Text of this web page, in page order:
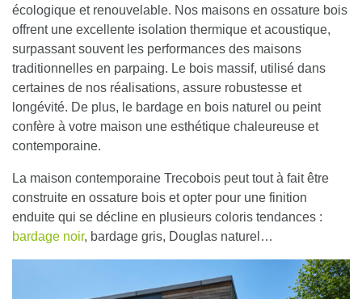
écologique et renouvelable. Nos maisons en ossature bois
offrent une excellente isolation thermique et acoustique,
surpassant souvent les performances des maisons
traditionnelles en parpaing. Le bois massif, utilisé dans
certaines de nos réalisations, assure robustesse et
longévité. De plus, le bardage en bois naturel ou peint
confère à votre maison une esthétique chaleureuse et
contemporaine.
La maison contemporaine Trecobois peut tout à fait être
construite en ossature bois et opter pour une finition
enduite qui se décline en plusieurs coloris tendances :
bardage noir, bardage gris, Douglas naturel…